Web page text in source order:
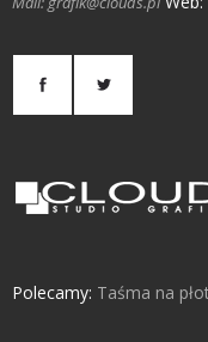
Polecamy: Taśma na